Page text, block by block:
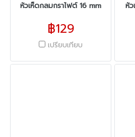
หัวเห็ดกลมกราไฟต์ 16 mm
฿129
เปรียบเทียบ
หั